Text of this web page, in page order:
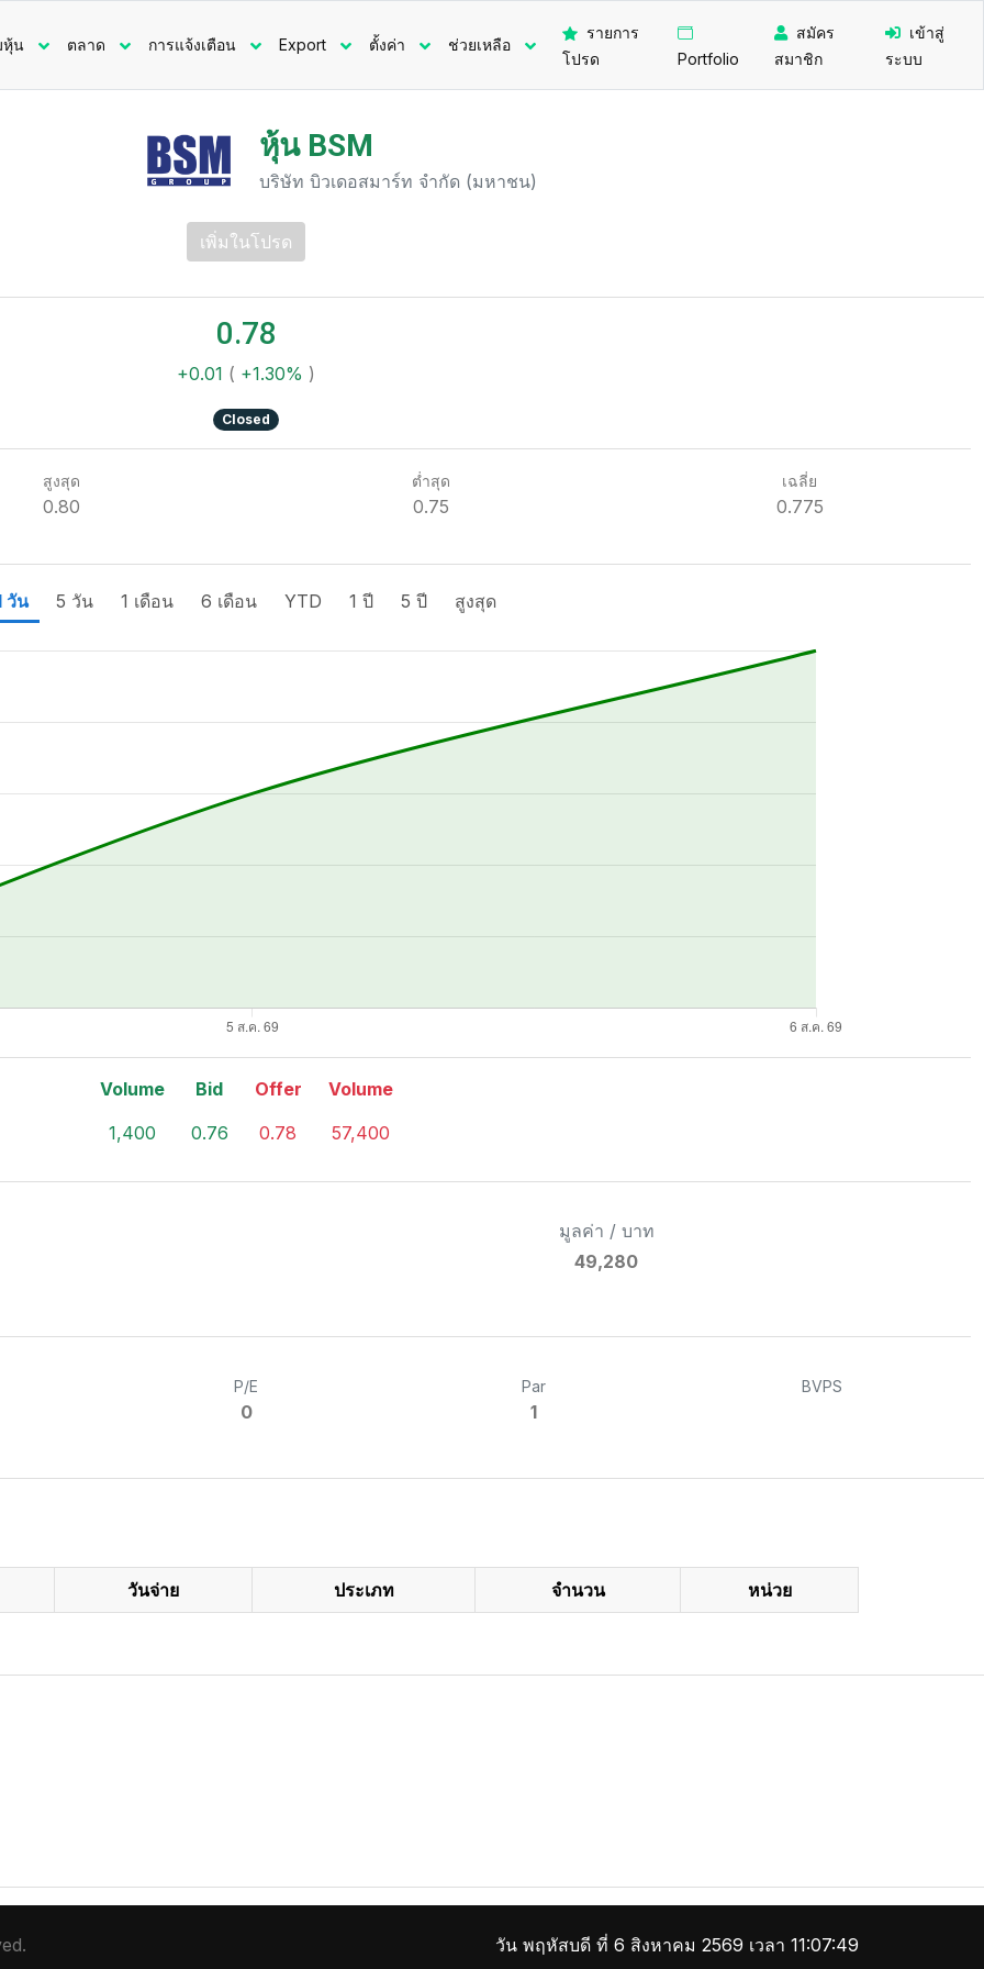
หุ้น ตลาด การแจ้งเตือน Export ตั้งค่า ช่วยเหลือ
รายการ
โปรด
Portfolio
สมัคร
สมาชิก
เข้าสู่
ระบบ
หุ้น BSM
บริษัท บิวเดอสมาร์ท จำกัด (มหาชน)
เพิ่มในโปรด
0.78
+0.01 ( +1.30% )
Closed
สูงสุด
0.80
ต่ำสุด
0.75
เฉลี่ย
0.775
วัน 5 วัน 1 เดือน 6 เดือน YTD 1 ปี 5 ปี สูงสุด
Volume
1,400
Bid
0.76
Offer
0.78
Volume
57,400
มูลค่า / บาท
49,280
P/E
0
Par
1
BVPS
วันจ่าย ประเภท จำนวน หน่วย
วัน พฤหัสบดี ที่ 6 สิงหาคม 2569 เวลา 11:07:50